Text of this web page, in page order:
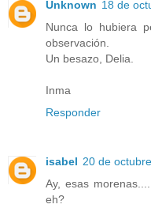
Unknown 18 de
Nunca lo hubiera
observación.
Un besazo, Delia.
Inma
Responder
isabel 20 de
Ay, esas
eh?